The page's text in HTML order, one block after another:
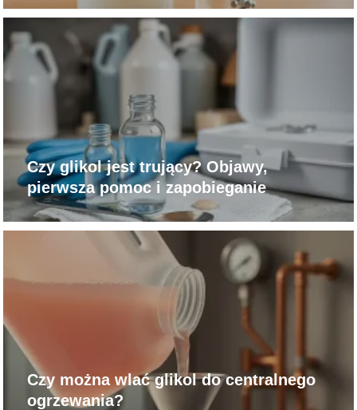
Czy glikol jest trujący? Objawy,
pierwsza pomoc i zapobieganie
Czy można wlać glikol do centralnego
ogrzewania?